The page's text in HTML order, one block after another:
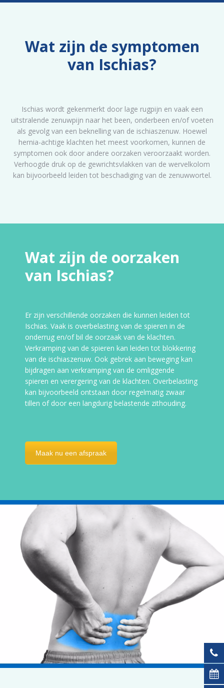
Wat zijn de symptomen
van Ischias?
Ischias wordt gekenmerkt door lage rugpijn en vaak een
uitstralende zenuwpijn naar het been, onderbeen en/of voeten
als gevolg van een beknelling van de ischiaszenuw. Hoewel
hernia-achtige klachten het meest voorkomen, kunnen de
symptomen ook door andere oorzaken veroorzaakt worden.
Verhoogde druk op de gewrichtsvlakken van de wervelkolom
kan bijvoorbeeld leiden tot beschadiging van de zenuwwortel.
Wat zijn de oorzaken
van Ischias?
Er zijn verschillende oorzaken die kunnen leiden tot
Ischias. Vaak is overbelasting van de spieren in de
onderrug en/of bil de oorzaak van de klachten.
Verkramping van de spieren kan leiden tot blokkering
van de ischiaszenuw. Ook gebrek aan beweging kan
bijdragen aan verkramping van de omliggende
spieren en verergering van de klachten. Overbelasting
kan bijvoorbeeld ontstaan door regelmatig zwaar
tillen of door een langdurig belastende zithouding.
Maak nu een afspraak